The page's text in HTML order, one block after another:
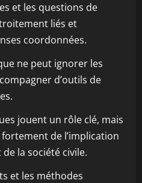
et les questions de
liés et
coordonnées.
ne peut ignorer les
d’outils de
jouent un rôle clé, mais
de l’implication
la société civile.
et les méthodes